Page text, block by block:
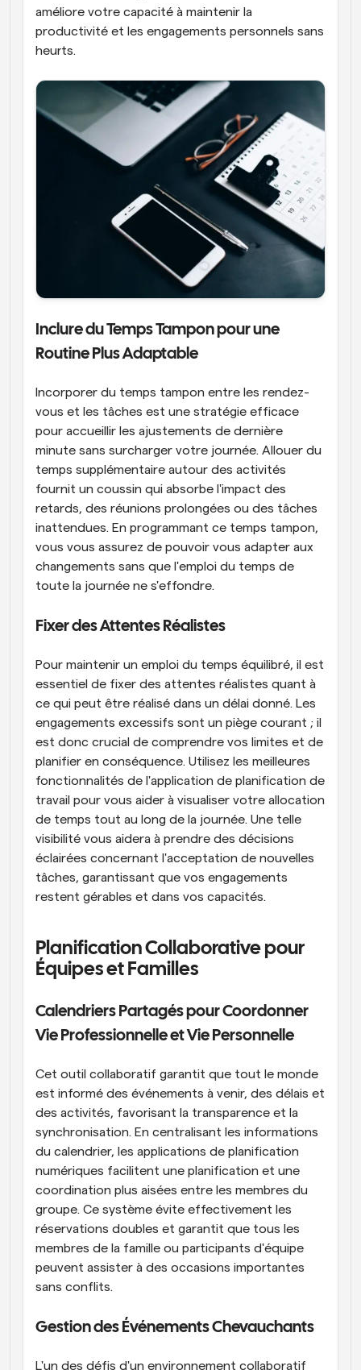
améliore votre capacité à maintenir la
productivité et les engagements personnels sans
heurts.
Inclure du Temps Tampon pour une
Routine Plus Adaptable
Incorporer du temps tampon entre les rendez-
vous et les tâches est une stratégie efficace
pour accueillir les ajustements de dernière
minute sans surcharger votre journée. Allouer du
temps supplémentaire autour des activités
fournit un coussin qui absorbe l'impact des
retards, des réunions prolongées ou des tâches
inattendues. En programmant ce temps tampon,
vous vous assurez de pouvoir vous adapter aux
changements sans que l'emploi du temps de
toute la journée ne s'effondre.
Fixer des Attentes Réalistes
Pour maintenir un emploi du temps équilibré, il est
essentiel de fixer des attentes réalistes quant à
ce qui peut être réalisé dans un délai donné. Les
engagements excessifs sont un piège courant ; il
est donc crucial de comprendre vos limites et de
planifier en conséquence. Utilisez les meilleures
fonctionnalités de l'application de planification de
travail pour vous aider à visualiser votre allocation
de temps tout au long de la journée. Une telle
visibilité vous aidera à prendre des décisions
éclairées concernant l'acceptation de nouvelles
tâches, garantissant que vos engagements
restent gérables et dans vos capacités.
Planification Collaborative pour
Équipes et Familles
Calendriers Partagés pour Coordonner
Vie Professionnelle et Vie Personnelle
Cet outil collaboratif garantit que tout le monde
est informé des événements à venir, des délais et
des activités, favorisant la transparence et la
synchronisation. En centralisant les informations
du calendrier, les applications de planification
numériques facilitent une planification et une
coordination plus aisées entre les membres du
groupe. Ce système évite effectivement les
réservations doubles et garantit que tous les
membres de la famille ou participants d'équipe
peuvent assister à des occasions importantes
sans conflits.
Gestion des Événements Chevauchants
L'un des défis d'un environnement collaboratif